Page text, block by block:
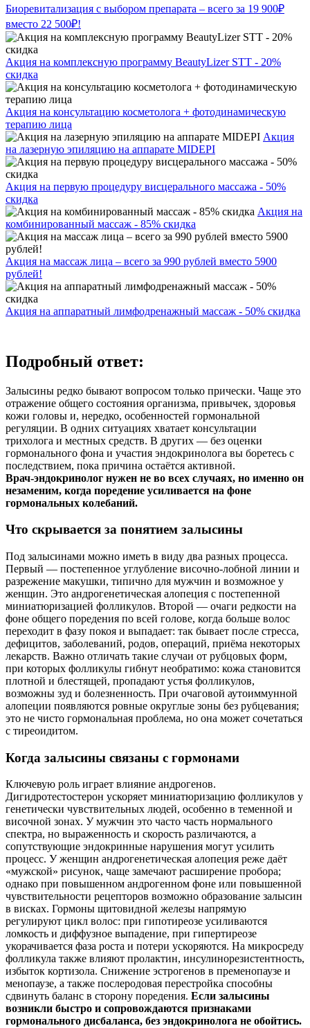
Биоревитализация с выбором препарата – всего за 19 900₽
вместо 22 500₽!
Акция на комплексную программу BeautyLizer STT - 20%
скидка
Акция на консультацию косметолога + фотодинамическую
терапию лица
Акция
на лазерную эпиляцию на аппарате MIDEPI
Акция на первую процедуру висцерального массажа - 50%
скидка
Акция на
комбинированный массаж - 85% скидка
Акция на массаж лица – всего за 990 рублей вместо 5900
рублей!
Акция на аппаратный лимфодренажный массаж - 50% скидка
Подробный ответ:
Залысины редко бывают вопросом только прически. Чаще это
отражение общего состояния организма, привычек, здоровья
кожи головы и, нередко, особенностей гормональной
регуляции. В одних ситуациях хватает консультации
трихолога и местных средств. В других — без оценки
гормонального фона и участия эндокринолога вы боретесь с
последствием, пока причина остаётся активной.
Врач‑эндокринолог нужен не во всех случаях, но именно он
незаменим, когда поредение усиливается на фоне
гормональных колебаний.
Что скрывается за понятием залысины
Под залысинами можно иметь в виду два разных процесса.
Первый — постепенное углубление височно‑лобной линии и
разрежение макушки, типично для мужчин и возможное у
женщин. Это андрогенетическая алопеция с постепенной
миниатюризацией фолликулов. Второй — очаги редкости на
фоне общего поредения по всей голове, когда больше волос
переходит в фазу покоя и выпадает: так бывает после стресса,
дефицитов, заболеваний, родов, операций, приёма некоторых
лекарств. Важно отличать такие случаи от рубцовых форм,
при которых фолликулы гибнут необратимо: кожа становится
плотной и блестящей, пропадают устья фолликулов,
возможны зуд и болезненность. При очаговой аутоиммунной
алопеции появляются ровные округлые зоны без рубцевания;
это не чисто гормональная проблема, но она может сочетаться
с тиреоидитом.
Когда залысины связаны с гормонами
Ключевую роль играет влияние андрогенов.
Дигидротестостерон ускоряет миниатюризацию фолликулов у
генетически чувствительных людей, особенно в теменной и
височной зонах. У мужчин это часто часть нормального
спектра, но выраженность и скорость различаются, а
сопутствующие эндокринные нарушения могут усилить
процесс. У женщин андрогенетическая алопеция реже даёт
«мужской» рисунок, чаще замечают расширение пробора;
однако при повышенном андрогенном фоне или повышенной
чувствительности рецепторов возможно образование залысин
в висках. Гормоны щитовидной железы напрямую
регулируют цикл волос: при гипотиреозе усиливаются
ломкость и диффузное выпадение, при гипертиреозе
укорачивается фаза роста и потери ускоряются. На микросреду
фолликула также влияют пролактин, инсулинорезистентность,
избыток кортизола. Снижение эстрогенов в пременопаузе и
менопаузе, а также послеродовая перестройка способны
сдвинуть баланс в сторону поредения. Если залысины
возникли быстро и сопровождаются признаками
гормонального дисбаланса, без эндокринолога не обойтись.